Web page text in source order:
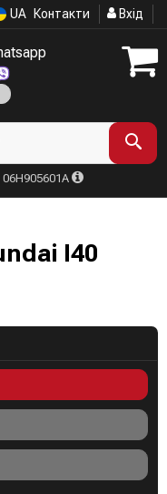
UA Контакти Вхід
I40